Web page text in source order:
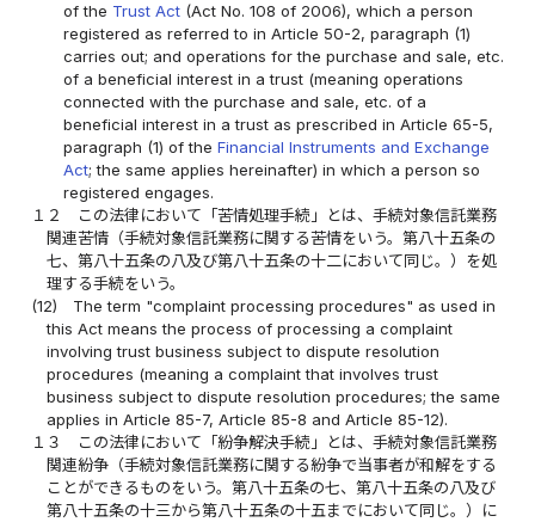
of the Trust Act(Act No. 108 of 2006), which a person
registered as referred to in Article 50-2, paragraph (1)
carries out; and operations for the purchase and sale, etc.
of a beneficial interest in a trust (meaning operations
connected with the purchase and sale, etc. of a
beneficial interest in a trust as prescribed in Article 65-5,
paragraph (1) of the Financial Instruments and Exchange
Act; the same applies hereinafter) in which a person so
registered engages.
１２
この法律において「苦情処理手続」とは、手続対象信託業務
関連苦情（手続対象信託業務に関する苦情をいう。第八十五条の
七、第八十五条の八及び第八十五条の十二において同じ。）を処
理する手続をいう。
(12)
The term "complaint processing procedures" as used in
this Act means the process of processing a complaint
involving trust business subject to dispute resolution
procedures (meaning a complaint that involves trust
business subject to dispute resolution procedures; the same
applies in Article 85-7, Article 85-8 and Article 85-12).
１３
この法律において「紛争解決手続」とは、手続対象信託業務
関連紛争（手続対象信託業務に関する紛争で当事者が和解をする
ことができるものをいう。第八十五条の七、第八十五条の八及び
第八十五条の十三から第八十五条の十五までにおいて同じ。）に